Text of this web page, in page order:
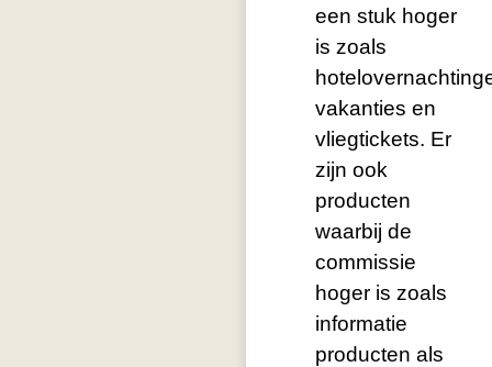
een stuk hoger
is zoals
vakanties en
vliegtickets. Er
zijn ook
producten
waarbij de
commissie
hoger is zoals
informatie
producten als